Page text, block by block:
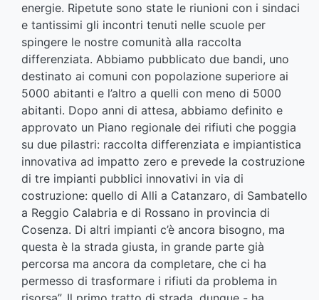
energie. Ripetute sono state le riunioni con i sindaci
e tantissimi gli incontri tenuti nelle scuole per
spingere le nostre comunità alla raccolta
differenziata. Abbiamo pubblicato due bandi, uno
destinato ai comuni con popolazione superiore ai
5000 abitanti e l’altro a quelli con meno di 5000
abitanti. Dopo anni di attesa, abbiamo definito e
approvato un Piano regionale dei rifiuti che poggia
su due pilastri: raccolta differenziata e impiantistica
innovativa ad impatto zero e prevede la costruzione
di tre impianti pubblici innovativi in via di
costruzione: quello di Alli a Catanzaro, di Sambatello
a Reggio Calabria e di Rossano in provincia di
Cosenza. Di altri impianti c’è ancora bisogno, ma
questa è la strada giusta, in grande parte già
percorsa ma ancora da completare, che ci ha
permesso di trasformare i rifiuti da problema in